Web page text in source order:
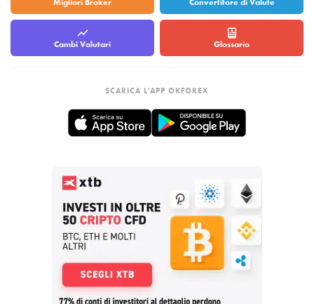
Migliori Broker Convertitore di Valute
Cambi Valutari Glossario
SCARICA L'APP OKFOREX